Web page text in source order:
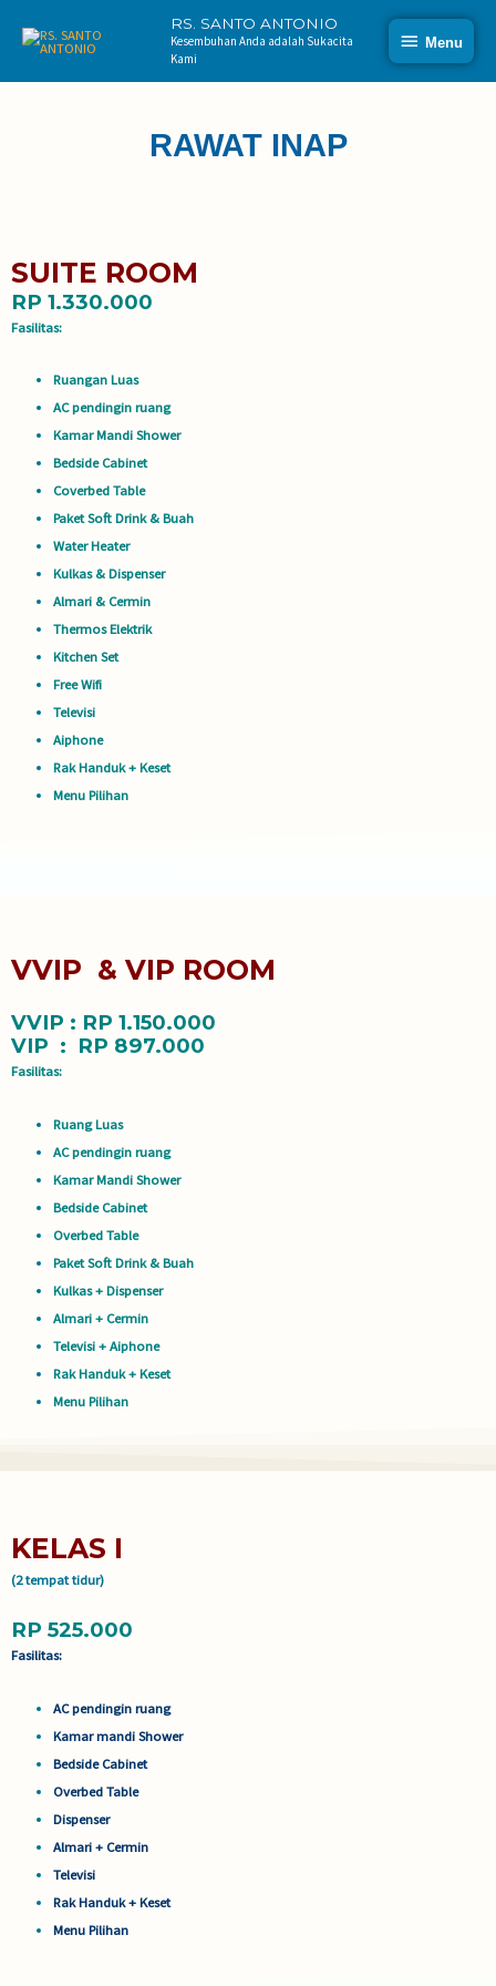
RS. SANTO ANTONIO
Kesembuhan Anda adalah Sukacita
Kami
Menu
RAWAT INAP
SUITE ROOM
RP 1.330.000
Fasilitas:
Ruangan Luas
AC pendingin ruang
Kamar Mandi Shower
Bedside Cabinet
Coverbed Table
Paket Soft Drink & Buah
Water Heater
Kulkas & Dispenser
Almari & Cermin
Thermos Elektrik
Kitchen Set
Free Wifi
Televisi
Aiphone
Rak Handuk + Keset
Menu Pilihan
VVIP & VIP ROOM
VVIP : RP 1.150.000
VIP : RP 897.000
Fasilitas:
Ruang Luas
AC pendingin ruang
Kamar Mandi Shower
Bedside Cabinet
Overbed Table
Paket Soft Drink & Buah
Kulkas + Dispenser
Almari + Cermin
Televisi + Aiphone
Rak Handuk + Keset
Menu Pilihan
KELAS I
(2 tempat tidur)
RP 525.000
Fasilitas:
AC pendingin ruang
Kamar mandi Shower
Bedside Cabinet
Overbed Table
Dispenser
Almari + Cermin
Televisi
Rak Handuk + Keset
Menu Pilihan